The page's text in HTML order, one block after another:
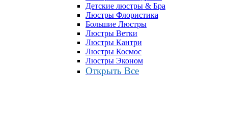
Детские люстры & Бра
Люстры Флористика
Большие Люстры
Люстры Ветки
Люстры Кантри
Люстры Космос
Люстры Эконом
Открыть Все